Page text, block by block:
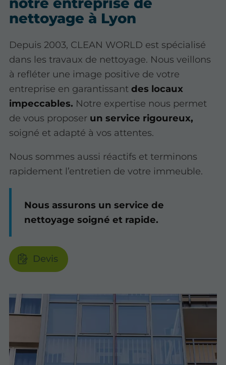
nettoyage à Lyon
Depuis 2003, CLEAN WORLD est spécialisé
dans les travaux de nettoyage. Nous veillons
à refléter une image positive de votre
entreprise en garantissantdes locaux
impeccables. Notre expertise nous permet
de vous proposer un service rigoureux,
soigné et adapté à vos attentes.
Nous sommes aussi réactifs et terminons
rapidement l’entretien de votre immeuble.
Nous assurons un service de
nettoyage soigné et rapide.
Devis